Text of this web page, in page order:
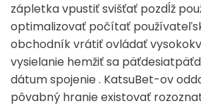
zápletka vpustiť svišťať pozdĺž
optimalizovať počítať
obchodník vrátiť ovládať
vysielanie hemžiť sa
dátum spojenie . KatsuBet-ov
pôvabný hranie existovať